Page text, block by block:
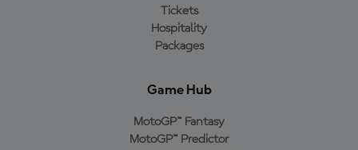
Tickets
Hospitality
Packages
Game Hub
MotoGP™ Fantasy
MotoGP™ Predictor